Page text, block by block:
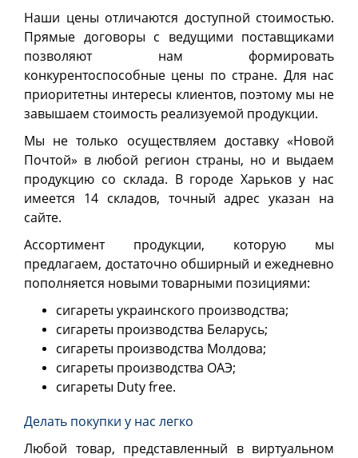
Наши цены отличаются доступной стоимостью.
Прямые договоры с ведущими поставщиками
позволяют нам формировать
конкурентоспособные цены по стране. Для нас
приоритетны интересы клиентов, поэтому мы не
завышаем стоимость реализуемой продукции.
Мы не только осуществляем доставку «Новой
Почтой» в любой регион страны, но и выдаем
продукцию со склада. В городе Харьков у нас
имеется 14 складов, точный адрес указан на
сайте.
Ассортимент продукции, которую мы
предлагаем, достаточно обширный и ежедневно
пополняется новыми товарными позициями:
сигареты украинского производства;
сигареты производства Беларусь;
сигареты производства Молдова;
сигареты производства ОАЭ;
сигареты Duty free.
Делать покупки у нас легко
Любой товар, представленный в виртуальном